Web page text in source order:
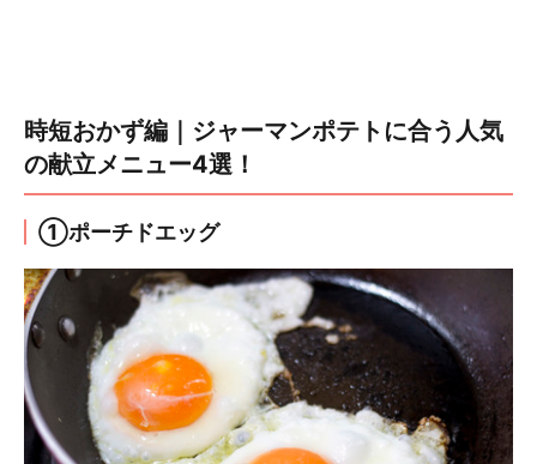
時短おかず編｜ジャーマンポテトに合う人気
の献立メニュー4選！
①ポーチドエッグ